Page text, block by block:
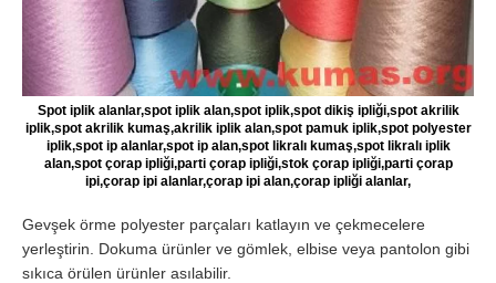
Spot iplik alanlar,spot iplik alan,spot iplik,spot dikiş ipliği,spot akrilik
iplik,spot akrilik kumaş,akrilik iplik alan,spot pamuk iplik,spot polyester
iplik,spot ip alanlar,spot ip alan,spot likralı kumaş,spot likralı iplik
alan,spot çorap ipliği,parti çorap ipliği,stok çorap ipliği,parti çorap
ipi,çorap ipi alanlar,çorap ipi alan,çorap ipliği alanlar,
Gevşek örme polyester parçaları katlayın ve çekmecelere
yerleştirin. Dokuma ürünler ve gömlek, elbise veya pantolon gibi
sıkıca örülen ürünler asılabilir.